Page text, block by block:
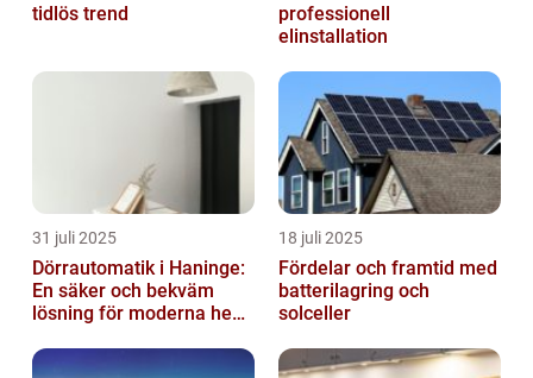
tidlös trend
professionell
elinstallation
31 juli 2025
Dörrautomatik i Haninge:
En säker och bekväm
lösning för moderna hem
18 juli 2025
Fördelar och framtid med
batterilagring och
solceller